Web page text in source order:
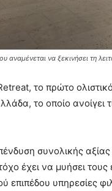
να ξεκινήσει τη
το πρώτο
το οποίο ανοίγει
συνολικής
έχει να μυήσει τους
υπηρεσίες